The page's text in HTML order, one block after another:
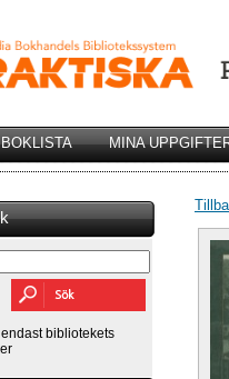
MINA
bibliotekets